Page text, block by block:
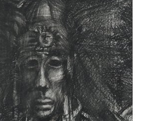
– Slang
– Strijd tussen twee
– Rode vogel